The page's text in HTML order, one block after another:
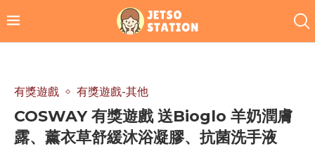
有獎遊戲 有獎遊戲-其他
COSWAY 有獎遊戲 送Bioglo 羊奶潤膚
露、薰衣草舒緩沐浴凝膠、抗菌洗手液